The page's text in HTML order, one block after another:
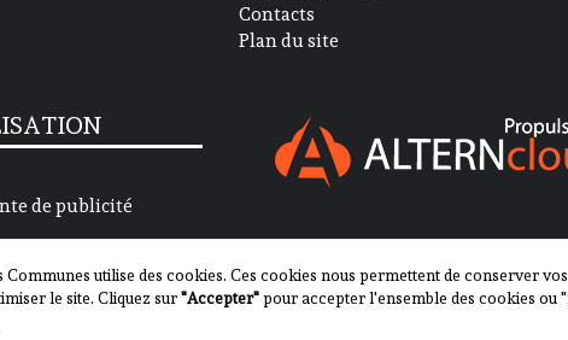
de publicité
Contacts
Plan du site
utilise des cookies. Ces cookies nous permettent de conserver
le site. Cliquez sur"Accepter"pour accepter l'ensemble des cookies ou